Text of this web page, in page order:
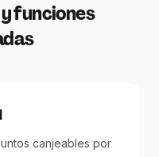
funciones
canjeables por